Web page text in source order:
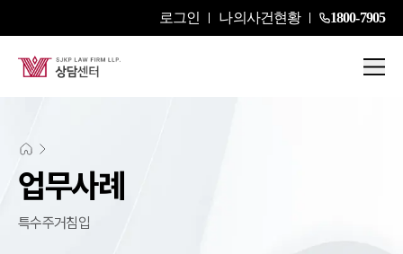
로그인 나의사건현황 1800-7905
업무사례
특수주거침입